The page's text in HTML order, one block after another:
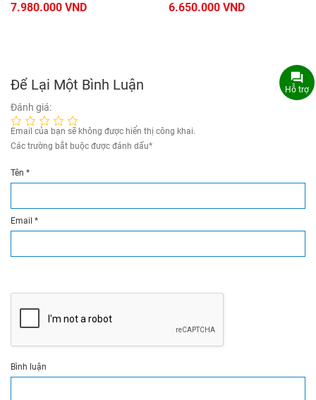
7.980.000 VND 6.650.000 VND
Để Lại Một Bình Luận
Đánh giá:
Email của bạn sẽ không được hiển thị công khai.
Các trường bắt buộc được đánh dấu*
Tên *
Email *
Bình luận
Hỗ trợ